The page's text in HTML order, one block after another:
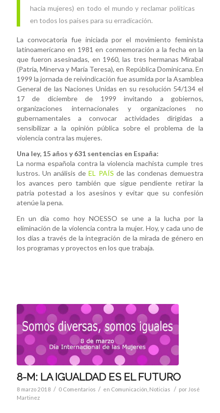
hacia mujeres) en todo el mundo y reclamar políticas
en todos los países para su erradicación.
La convocatoria fue iniciada por el movimiento feminista
latinoamericano en 1981 en conmemoración a la fecha en la
que fueron asesinadas, en 1960, las tres hermanas Mirabal
(Patria, Minerva y María Teresa), en República Dominicana. En
1999 la jornada de reivindicación fue asumida por la Asamblea
General de las Naciones Unidas en su resolución 54/134 el
17 de diciembre de 1999 invitando a gobiernos,
organizaciones internacionales y organizaciones no
gubernamentales a convocar actividades dirigidas a
sensibilizar a la opinión pública sobre el problema de la
violencia contra las mujeres.
Una ley, 15 años y 631 sentencias en España:
La norma española contra la violencia machista cumple tres
lustros. Un análisis deEL PAÍS de las condenas demuestra
los avances pero también que sigue pendiente retirar la
patria potestad a los asesinos y evitar que su confesión
atenúe la pena.
En un día como hoy NOESSO se une a la lucha por la
eliminación de la violencia contra la mujer. Hoy, y cada uno de
los días a través de la integración de la mirada de género en
los programas y proyectos en los que trabaja.
8-M: LA IGUALDAD ES EL FUTURO
8 marzo 2018 / 0 Comentarios / en Comunicación Noticias / por José
Martinez